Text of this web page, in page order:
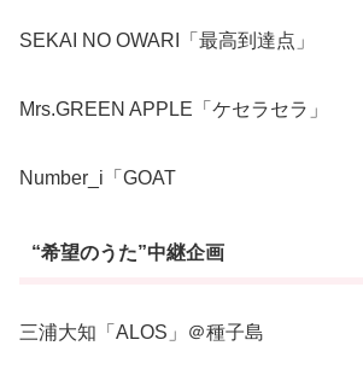
SEKAI NO OWARI「最高到達点」
Mrs.GREEN APPLE「ケセラセラ」
Number_i「GOAT
“希望のうた”中継企画
三浦大知「ALOS」＠種子島